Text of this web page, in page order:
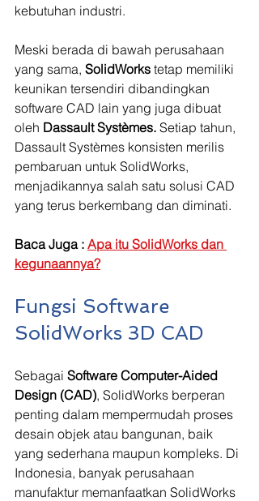
kebutuhan industri.
Meski berada di bawah perusahaan
yang sama, SolidWorks tetap memiliki
keunikan tersendiri dibandingkan
software CAD lain yang juga dibuat
oleh Dassault Systèmes. Setiap tahun,
Dassault Systèmes konsisten merilis
pembaruan untuk SolidWorks,
menjadikannya salah satu solusi CAD
yang terus berkembang dan diminati.
Baca Juga : Apa itu SolidWorks dan
kegunaannya?
Fungsi Software
SolidWorks 3D CAD
Sebagai Software Computer-Aided
Design (CAD), SolidWorks berperan
penting dalam mempermudah proses
desain objek atau bangunan, baik
yang sederhana maupun kompleks. Di
Indonesia, banyak perusahaan
manufaktur memanfaatkan SolidWorks